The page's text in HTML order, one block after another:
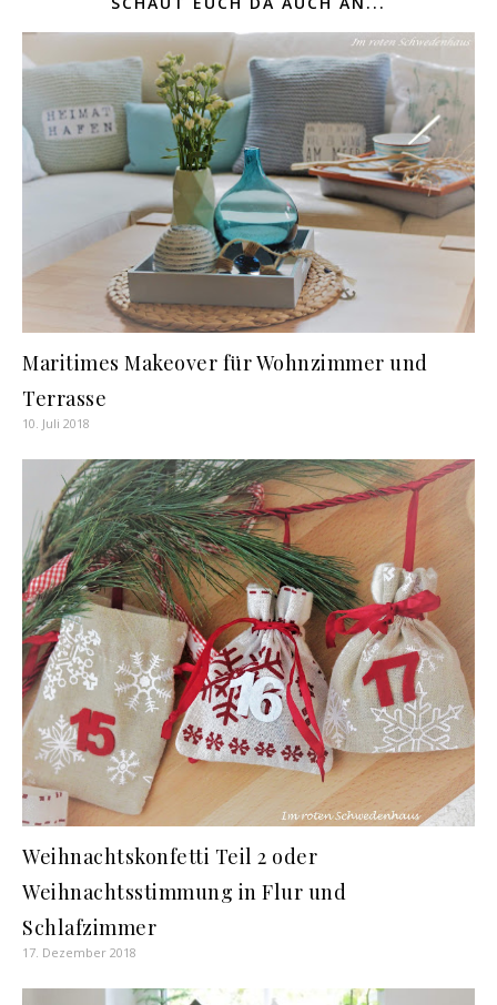
Maritimes Makeover für Wohnzimmer und
Terrasse
10. Juli 2018
Weihnachtskonfetti Teil 2 oder
Weihnachtsstimmung in Flur und
Schlafzimmer
17. Dezember 2018